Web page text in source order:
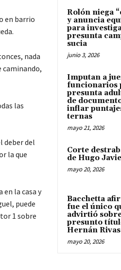
en barrio
nada
caminando,
las
deber del
la que
la casa y
puede
1 sobre
Rolón niega
y anuncia
para
presunta
sucia
junio 3, 2026
Imputan a
funcionarios
presunta
de
inflar
ternas
mayo 21, 2026
Corte
de Hugo
mayo 20, 2026
Bacchetta
fue el único
advirtió
presunto
Hernán Rivas
mayo 20, 2026